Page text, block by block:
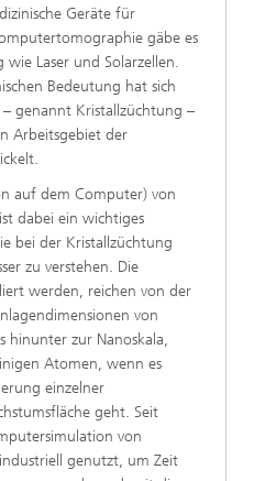
Geräte für
gäbe es
Laser und Solarzellen.
Bedeutung hat sich
genannt Kristallzüchtung –
Arbeitsgebiet der
auf dem Computer) von
dabei ein wichtiges
bei der Kristallzüchtung
zu verstehen. Die
werden, reichen von der
von
hinunter zur Nanoskala,
Atomen, wenn es
einzelner
geht. Seit
von
genutzt, um Zeit